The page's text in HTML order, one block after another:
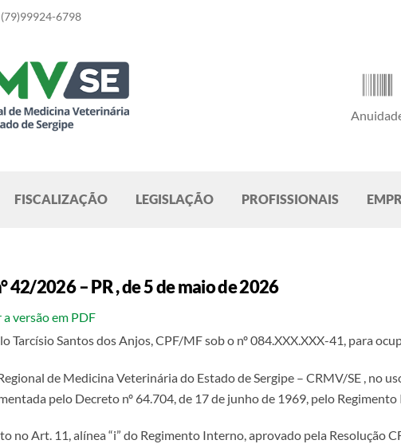
(79)99924-6798
FISCALIZAÇÃO LEGISLAÇÃO PROFISSIONAIS
42/2026 – PR , de 5 de maio de 2026
versão em PDF
Tarcísio Santos dos Anjos, CPF/MF sob o nº 084.XXX.XXX-41, para
de Medicina Veterinária do Estado de Sergipe – CRMV/SE , no
pelo Decreto nº 64.704, de 17 de junho de 1969, pelo
no Art. 11, alínea “i” do Regimento Interno, aprovado pela Resolução